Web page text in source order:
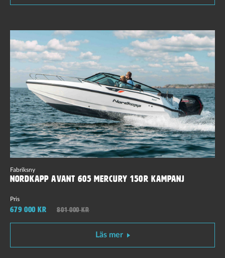
Fabriksny
Nordkapp Avant 605 Mercury 150R Kampanj
Pris
679 000 kr 801 000 kr
Läs mer